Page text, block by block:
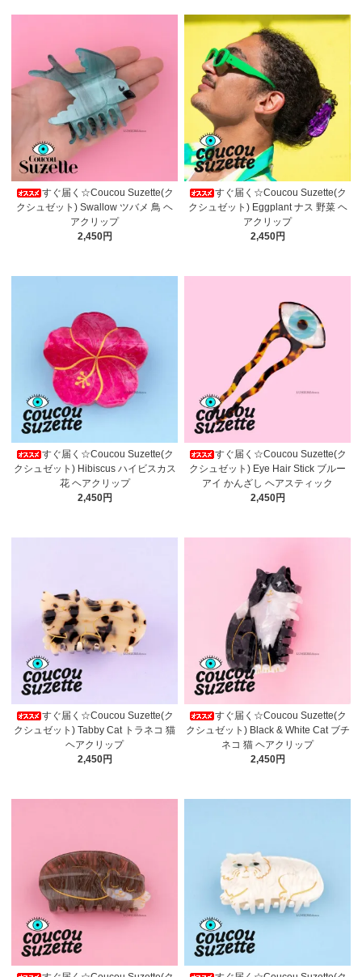
すぐ届く☆Coucou Suzette(ク
クシュゼット) Swallow ツバメ 鳥 ヘ
アクリップ
2,450円
すぐ届く☆Coucou Suzette(ク
クシュゼット) Eggplant ナス 野菜 ヘ
アクリップ
2,450円
すぐ届く☆Coucou Suzette(ク
クシュゼット) Hibiscus ハイビスカス
花 ヘアクリップ
2,450円
すぐ届く☆Coucou Suzette(ク
クシュゼット) Eye Hair Stick ブルー
アイ かんざし ヘアスティック
2,450円
すぐ届く☆Coucou Suzette(ク
クシュゼット) Tabby Cat トラネコ 猫
ヘアクリップ
2,450円
すぐ届く☆Coucou Suzette(ク
クシュゼット) Black & White Cat ブチ
ネコ 猫 ヘアクリップ
2,450円